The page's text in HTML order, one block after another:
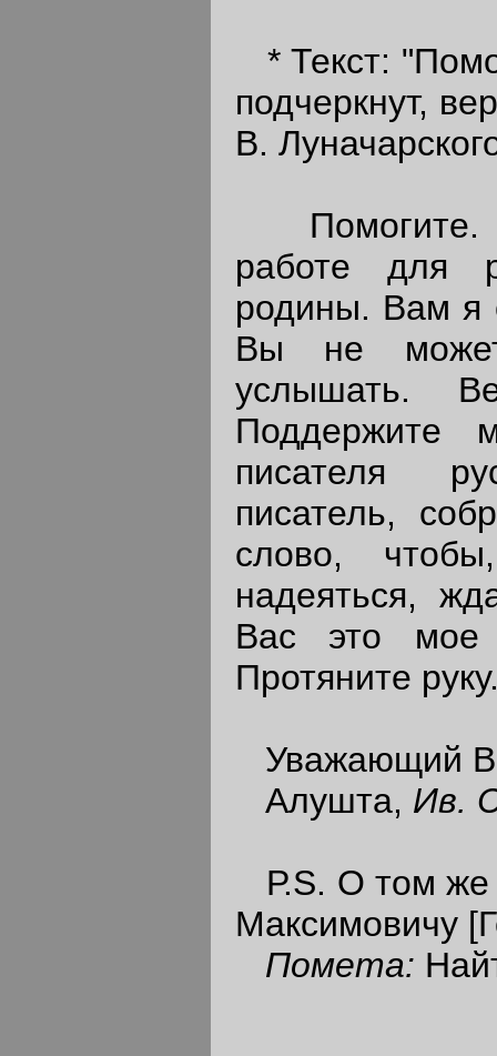
* Текст:
подчеркнут,
В.
Помогите.
работе для
родины. Вам я
Вы не
услышать.
Поддержите
писателя
писатель,
слово,
надеяться,
Вас это мое
Протяните
Уважающий
Алушта, Ив.
Р.S. О том же
Максимовичу
Помета: